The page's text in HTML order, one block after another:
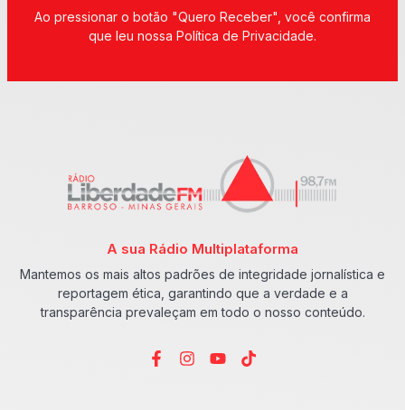
Ao pressionar o botão "Quero Receber", você confirma
que leu nossa Política de Privacidade.
A sua Rádio Multiplataforma
Mantemos os mais altos padrões de integridade jornalística e
reportagem ética, garantindo que a verdade e a
transparência prevaleçam em todo o nosso conteúdo.